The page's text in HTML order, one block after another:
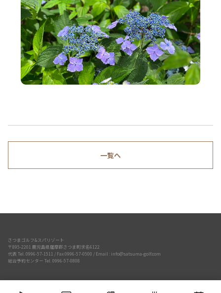
一覧へ
さつまゴルフ&スパリゾート
〒895-2201 鹿児島県薩摩郡さつま町求名6122
代表 Tel. 0996-57-1511 / Fax 0996-57-0500 / Email : info@satsuma-golf.com
総合予約センター Tel. 0996-57-0808